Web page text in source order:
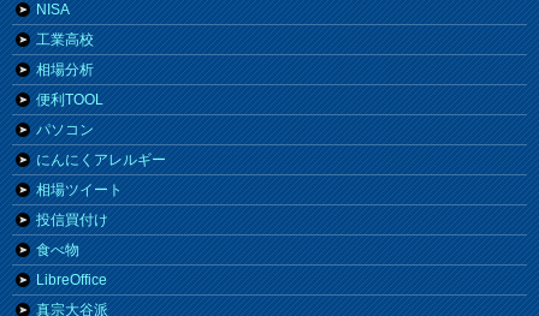
NISA
工業高校
相場分析
便利TOOL
パソコン
にんにくアレルギー
相場ツイート
投信買付け
食べ物
LibreOffice
真宗大谷派